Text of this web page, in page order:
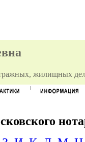
жилищных